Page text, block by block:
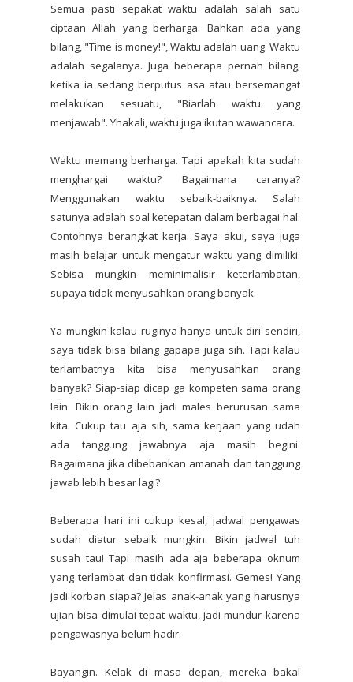
Semua pasti sepakat waktu adalah salah satu
ciptaan Allah yang berharga. Bahkan ada yang
bilang, "Time is money!", Waktu adalah uang. Waktu
adalah segalanya. Juga beberapa pernah bilang,
ketika ia sedang berputus asa atau bersemangat
melakukan sesuatu, "Biarlah waktu yang
menjawab". Yhakali, waktu juga ikutan wawancara.
Waktu memang berharga. Tapi apakah kita sudah
menghargai waktu? Bagaimana caranya?
Menggunakan waktu sebaik-baiknya. Salah
satunya adalah soal ketepatan dalam berbagai hal.
Contohnya berangkat kerja. Saya akui, saya juga
masih belajar untuk mengatur waktu yang dimiliki.
Sebisa mungkin meminimalisir keterlambatan,
supaya tidak menyusahkan orang banyak.
Ya mungkin kalau ruginya hanya untuk diri sendiri,
saya tidak bisa bilang gapapa juga sih. Tapi kalau
terlambatnya kita bisa menyusahkan orang
banyak? Siap-siap dicap ga kompeten sama orang
lain. Bikin orang lain jadi males berurusan sama
kita. Cukup tau aja sih, sama kerjaan yang udah
ada tanggung jawabnya aja masih begini.
Bagaimana jika dibebankan amanah dan tanggung
jawab lebih besar lagi?
Beberapa hari ini cukup kesal, jadwal pengawas
sudah diatur sebaik mungkin. Bikin jadwal tuh
susah tau! Tapi masih ada aja beberapa oknum
yang terlambat dan tidak konfirmasi. Gemes! Yang
jadi korban siapa? Jelas anak-anak yang harusnya
ujian bisa dimulai tepat waktu, jadi mundur karena
pengawasnya belum hadir.
Bayangin. Kelak di masa depan, mereka bakal